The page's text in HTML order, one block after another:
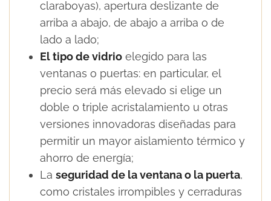
claraboyas), apertura deslizante de
arriba a abajo, de abajo a arriba o de
lado a lado;
El tipo de vidrio elegido para las
ventanas o puertas: en particular, el
precio será más elevado si elige un
doble o triple acristalamiento u otras
versiones innovadoras diseñadas para
permitir un mayor aislamiento térmico y
ahorro de energía;
La seguridad de la ventana o la puerta,
como cristales irrompibles y cerraduras